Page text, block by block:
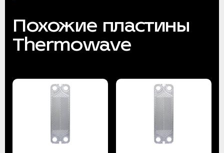
Похожие пластины
Thermowave